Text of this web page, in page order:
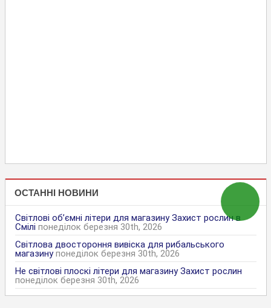
ОСТАННІ НОВИНИ
Світлові об’ємні літери для магазину Захист рослин в
Смілі понеділок березня 30th, 2026
Світлова двостороння вивіска для рибальського
магазину понеділок березня 30th, 2026
Не світлові плоскі літери для магазину Захист рослин
понеділок березня 30th, 2026